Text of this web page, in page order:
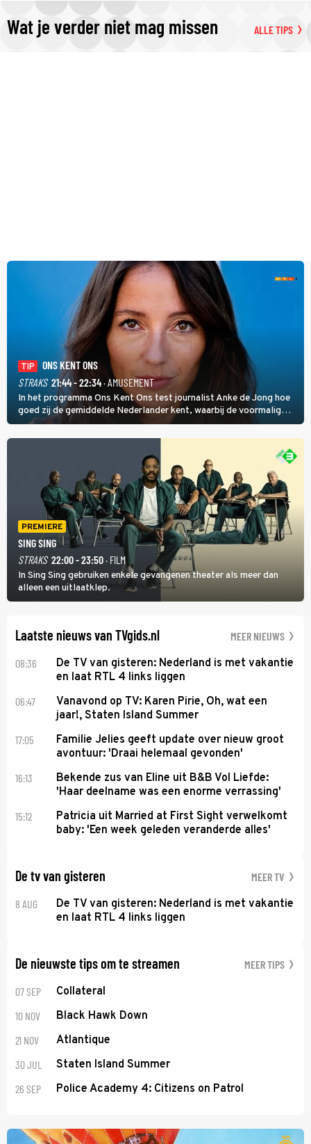
Wat je verder niet mag missen ALLE TIPS
TIP
ONS KENT ONS
STRAKS 21:44 - 22:34· AMUSEMENT
In het programma Ons Kent Ons test journalist Anke de Jong hoe
goed zij de gemiddelde Nederlander kent, waarbij de voormalig
hoofdredacteur van modebladen Glamour en Elle het samen met
rapper Keizer opneemt tegen Edson da Graça en Marc-Marie
PREMIERE
SING SING
STRAKS 22:00 - 23:50· FILM
In Sing Sing gebruiken enkele gevangenen theater als meer dan
alleen een uitlaatklep.
Laatste nieuws van TVgids.nl MEER NIEUWS
08:36
De TV van gisteren: Nederland is met vakantie
en laat RTL 4 links liggen
06:47
Vanavond op TV: Karen Pirie, Oh, wat een
jaar!, Staten Island Summer
17:05
Familie Jelies geeft update over nieuw groot
avontuur: 'Draai helemaal gevonden'
16:13
Bekende zus van Eline uit B&B Vol Liefde:
'Haar deelname was een enorme verrassing'
15:12
Patricia uit Married at First Sight verwelkomt
baby: 'Een week geleden veranderde alles'
De tv van gisteren MEER TV
8 AUG
De TV van gisteren: Nederland is met vakantie
en laat RTL 4 links liggen
De nieuwste tips om te streamen MEER TIPS
07 SEP Collateral
10 NOV Black Hawk Down
21 NOV Atlantique
30 JUL Staten Island Summer
26 SEP Police Academy 4: Citizens on Patrol